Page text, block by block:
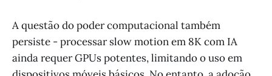
A questão do poder computacional também
persiste - processar slow motion em 8K com IA
ainda requer GPUs potentes, limitando o uso em